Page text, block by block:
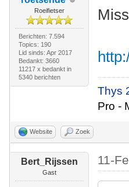
Roeifietser
Berichten: 7.594
Topics: 190
Lid sinds: Apr 2017
Bedankt: 3660
11217 x bedankt in
5340 berichten
Thys
Pro -
Website Zoek
Bert_Rijssen
Gast
11-